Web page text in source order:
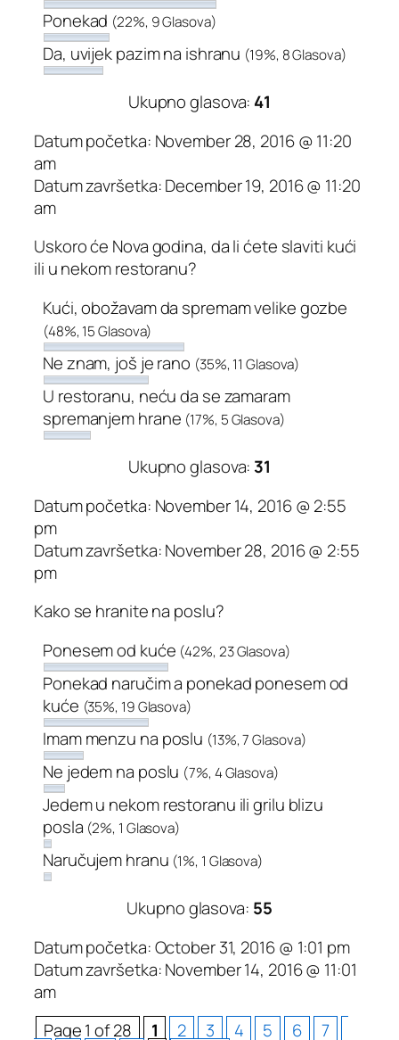
Ponekad (22%, 9 Glasova)
Da, uvijek pazim na ishranu (19%, 8 Glasova)
Ukupno glasova: 41
Datum početka: November 28, 2016 @ 11:20
am
Datum završetka: December 19, 2016 @ 11:20
am
Uskoro će Nova godina, da li ćete slaviti kući
ili u nekom restoranu?
Kući, obožavam da spremam velike gozbe
(48%, 15 Glasova)
Ne znam, još je rano (35%, 11 Glasova)
U restoranu, neću da se zamaram
spremanjem hrane (17%, 5 Glasova)
Ukupno glasova: 31
Datum početka: November 14, 2016 @ 2:55
pm
Datum završetka: November 28, 2016 @ 2:55
pm
Kako se hranite na poslu?
Ponesem od kuće (42%, 23 Glasova)
Ponekad naručim a ponekad ponesem od
kuće (35%, 19 Glasova)
Imam menzu na poslu (13%, 7 Glasova)
Ne jedem na poslu (7%, 4 Glasova)
Jedem u nekom restoranu ili grilu blizu
posla (2%, 1 Glasova)
Naručujem hranu (1%, 1 Glasova)
Ukupno glasova: 55
Datum početka: October 31, 2016 @ 1:01 pm
Datum završetka: November 14, 2016 @ 11:01
am
Page 1 of 28
1 2 3 4 5 6 7